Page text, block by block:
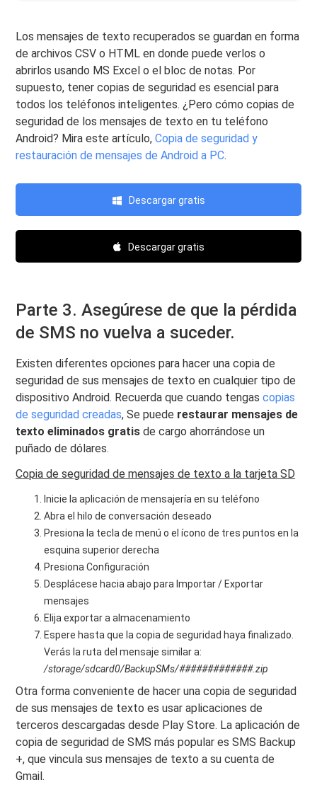
Los mensajes de texto recuperados se guardan en forma
de archivos CSV o HTML en donde puede verlos o
abrirlos usando MS Excel o el bloc de notas. Por
supuesto, tener copias de seguridad es esencial para
todos los teléfonos inteligentes. ¿Pero cómo copias de
seguridad de los mensajes de texto en tu teléfono
Android? Mira este artículo,Copia de seguridad y
restauración de mensajes de Android a PC.
Descargar gratis
Descargar gratis
Parte 3. Asegúrese de que la pérdida
de SMS no vuelva a suceder.
Existen diferentes opciones para hacer una copia de
seguridad de sus mensajes de texto en cualquier tipo de
dispositivo Android. Recuerda que cuando tengascopias
de seguridad creadas, Se puede restaurar mensajes de
texto eliminados gratisde cargo ahorrándose un
puñado de dólares.
Copia de seguridad de mensajes de texto a la tarjeta SD
Inicie la aplicación de mensajería en su teléfono
Abra el hilo de conversación deseado
Presiona la tecla de menú o el ícono de tres puntos en la
esquina superior derecha
Presiona Configuración
Desplácese hacia abajo para Importar / Exportar
mensajes
Elija exportar a almacenamiento
Espere hasta que la copia de seguridad haya finalizado.
Verás la ruta del mensaje similar a:
/storage/sdcard0/BackupSMs/#############.zip
Otra forma conveniente de hacer una copia de seguridad
de sus mensajes de texto es usar aplicaciones de
terceros descargadas desde Play Store. La aplicación de
copia de seguridad de SMS más popular es SMS Backup
+, que vincula sus mensajes de texto a su cuenta de
Gmail.